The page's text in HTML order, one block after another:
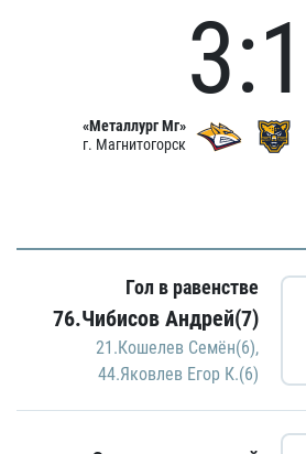
«Металлург Мг»
г. Магнитогорск
3:1
Гол в равенстве
76.Чибисов Андрей(7)
21.Кошелев Семён(6),
44.Яковлев Егор К.(6)